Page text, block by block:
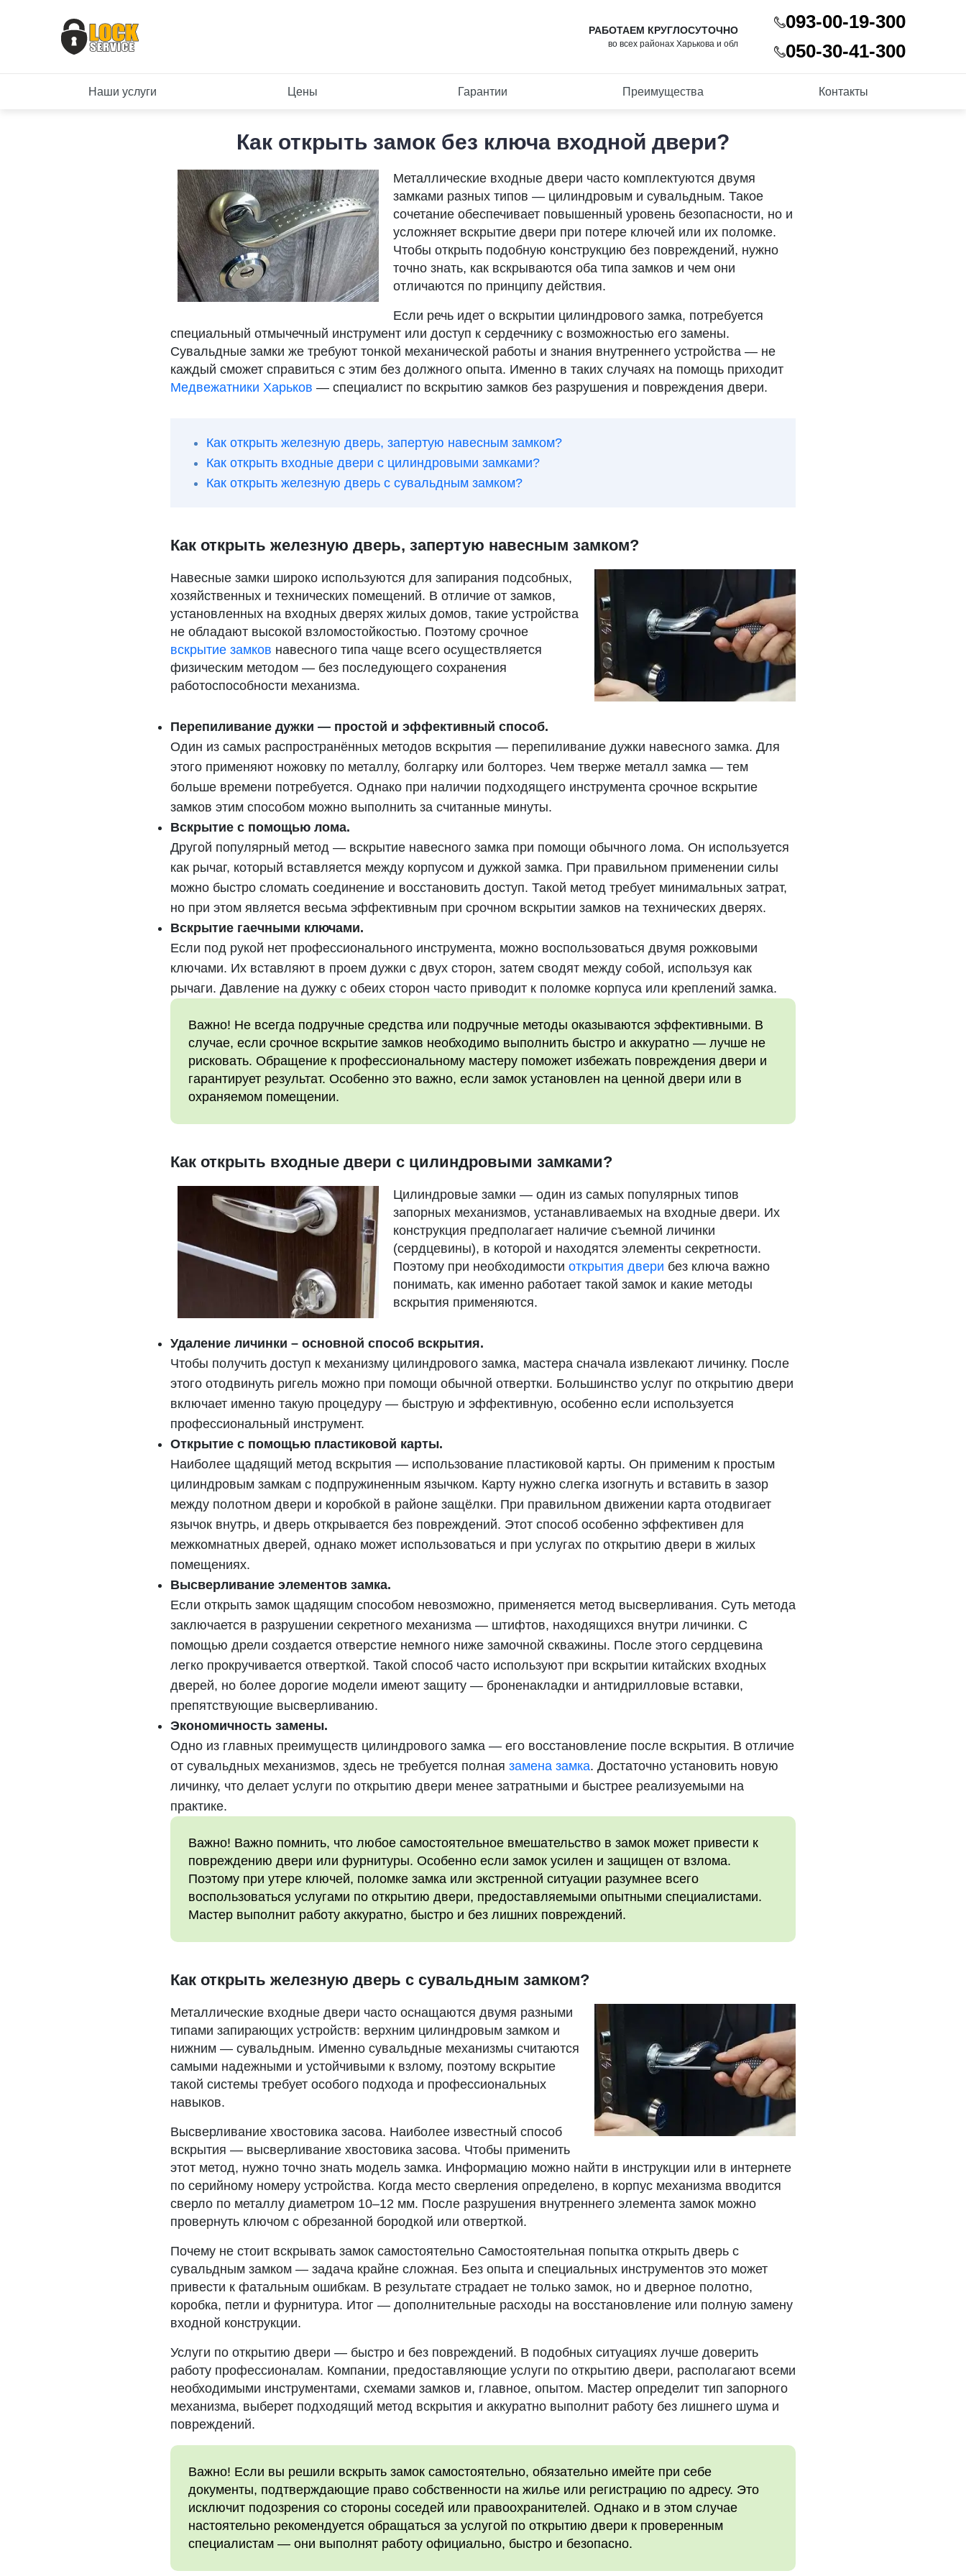
РАБОТАЕМ КРУГЛОСУТОЧНО
во всех районах Харькова и обл
093-00-19-300
050-30-41-300
Наши услуги Цены Гарантии Преимущества Контакты
Как открыть замок без ключа входной двери?
Металлические входные двери часто комплектуются двумя
замками разных типов — цилиндровым и сувальдным. Такое
сочетание обеспечивает повышенный уровень безопасности, но и
усложняет вскрытие двери при потере ключей или их поломке.
Чтобы открыть подобную конструкцию без повреждений, нужно
точно знать, как вскрываются оба типа замков и чем они
отличаются по принципу действия.
Если речь идет о вскрытии цилиндрового замка, потребуется
специальный отмычечный инструмент или доступ к сердечнику с возможностью его замены.
Сувальдные замки же требуют тонкой механической работы и знания внутреннего устройства — не
каждый сможет справиться с этим без должного опыта. Именно в таких случаях на помощь приходит
Медвежатники Харьков — специалист по вскрытию замков без разрушения и повреждения двери.
Как открыть железную дверь, запертую навесным замком?
Как открыть входные двери с цилиндровыми замками?
Как открыть железную дверь с сувальдным замком?
Как открыть железную дверь, запертую навесным замком?
Навесные замки широко используются для запирания подсобных,
хозяйственных и технических помещений. В отличие от замков,
установленных на входных дверях жилых домов, такие устройства
не обладают высокой взломостойкостью. Поэтому срочное
вскрытие замков навесного типа чаще всего осуществляется
физическим методом — без последующего сохранения
работоспособности механизма.
Перепиливание дужки — простой и эффективный способ.
Один из самых распространённых методов вскрытия — перепиливание дужки навесного замка. Для
этого применяют ножовку по металлу, болгарку или болторез. Чем тверже металл замка — тем
больше времени потребуется. Однако при наличии подходящего инструмента срочное вскрытие
замков этим способом можно выполнить за считанные минуты.
Вскрытие с помощью лома.
Другой популярный метод — вскрытие навесного замка при помощи обычного лома. Он используется
как рычаг, который вставляется между корпусом и дужкой замка. При правильном применении силы
можно быстро сломать соединение и восстановить доступ. Такой метод требует минимальных затрат,
но при этом является весьма эффективным при срочном вскрытии замков на технических дверях.
Вскрытие гаечными ключами.
Если под рукой нет профессионального инструмента, можно воспользоваться двумя рожковыми
ключами. Их вставляют в проем дужки с двух сторон, затем сводят между собой, используя как
рычаги. Давление на дужку с обеих сторон часто приводит к поломке корпуса или креплений замка.
Важно! Не всегда подручные средства или подручные методы оказываются эффективными. В
случае, если срочное вскрытие замков необходимо выполнить быстро и аккуратно — лучше не
рисковать. Обращение к профессиональному мастеру поможет избежать повреждения двери и
гарантирует результат. Особенно это важно, если замок установлен на ценной двери или в
охраняемом помещении.
Как открыть входные двери с цилиндровыми замками?
Цилиндровые замки — один из самых популярных типов
запорных механизмов, устанавливаемых на входные двери. Их
конструкция предполагает наличие съемной личинки
(сердцевины), в которой и находятся элементы секретности.
Поэтому при необходимости открытия двери без ключа важно
понимать, как именно работает такой замок и какие методы
вскрытия применяются.
Удаление личинки – основной способ вскрытия.
Чтобы получить доступ к механизму цилиндрового замка, мастера сначала извлекают личинку. После
этого отодвинуть ригель можно при помощи обычной отвертки. Большинство услуг по открытию двери
включает именно такую процедуру — быструю и эффективную, особенно если используется
профессиональный инструмент.
Открытие с помощью пластиковой карты.
Наиболее щадящий метод вскрытия — использование пластиковой карты. Он применим к простым
цилиндровым замкам с подпружиненным язычком. Карту нужно слегка изогнуть и вставить в зазор
между полотном двери и коробкой в районе защёлки. При правильном движении карта отодвигает
язычок внутрь, и дверь открывается без повреждений. Этот способ особенно эффективен для
межкомнатных дверей, однако может использоваться и при услугах по открытию двери в жилых
помещениях.
Высверливание элементов замка.
Если открыть замок щадящим способом невозможно, применяется метод высверливания. Суть метода
заключается в разрушении секретного механизма — штифтов, находящихся внутри личинки. С
помощью дрели создается отверстие немного ниже замочной скважины. После этого сердцевина
легко прокручивается отверткой. Такой способ часто используют при вскрытии китайских входных
дверей, но более дорогие модели имеют защиту — броненакладки и антидрилловые вставки,
препятствующие высверливанию.
Экономичность замены.
Одно из главных преимуществ цилиндрового замка — его восстановление после вскрытия. В отличие
от сувальдных механизмов, здесь не требуется полная замена замка. Достаточно установить новую
личинку, что делает услуги по открытию двери менее затратными и быстрее реализуемыми на
практике.
Важно! Важно помнить, что любое самостоятельное вмешательство в замок может привести к
повреждению двери или фурнитуры. Особенно если замок усилен и защищен от взлома.
Поэтому при утере ключей, поломке замка или экстренной ситуации разумнее всего
воспользоваться услугами по открытию двери, предоставляемыми опытными специалистами.
Мастер выполнит работу аккуратно, быстро и без лишних повреждений.
Как открыть железную дверь с сувальдным замком?
Металлические входные двери часто оснащаются двумя разными
типами запирающих устройств: верхним цилиндровым замком и
нижним — сувальдным. Именно сувальдные механизмы считаются
самыми надежными и устойчивыми к взлому, поэтому вскрытие
такой системы требует особого подхода и профессиональных
навыков.
Высверливание хвостовика засова. Наиболее известный способ
вскрытия — высверливание хвостовика засова. Чтобы применить
этот метод, нужно точно знать модель замка. Информацию можно найти в инструкции или в интернете
по серийному номеру устройства. Когда место сверления определено, в корпус механизма вводится
сверло по металлу диаметром 10–12 мм. После разрушения внутреннего элемента замок можно
провернуть ключом с обрезанной бородкой или отверткой.
Почему не стоит вскрывать замок самостоятельно Самостоятельная попытка открыть дверь с
сувальдным замком — задача крайне сложная. Без опыта и специальных инструментов это может
привести к фатальным ошибкам. В результате страдает не только замок, но и дверное полотно,
коробка, петли и фурнитура. Итог — дополнительные расходы на восстановление или полную замену
входной конструкции.
Услуги по открытию двери — быстро и без повреждений. В подобных ситуациях лучше доверить
работу профессионалам. Компании, предоставляющие услуги по открытию двери, располагают всеми
необходимыми инструментами, схемами замков и, главное, опытом. Мастер определит тип запорного
механизма, выберет подходящий метод вскрытия и аккуратно выполнит работу без лишнего шума и
повреждений.
Важно! Если вы решили вскрыть замок самостоятельно, обязательно имейте при себе
документы, подтверждающие право собственности на жилье или регистрацию по адресу. Это
исключит подозрения со стороны соседей или правоохранителей. Однако и в этом случае
настоятельно рекомендуется обращаться за услугой по открытию двери к проверенным
специалистам — они выполнят работу официально, быстро и безопасно.